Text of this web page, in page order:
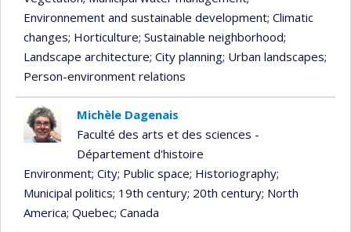
Environnement and sustainable development; Climatic
changes; Horticulture; Sustainable neighborhood;
Landscape architecture; City planning; Urban landscapes;
Person-environment relations
Michèle Dagenais
Faculté des arts et des sciences -
Département d'histoire
Environment; City; Public space; Historiography;
Municipal politics; 19th century; 20th century; North
America; Quebec; Canada